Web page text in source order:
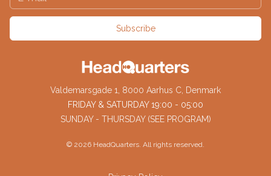
Subscribe
Valdemarsgade 1, 8000 Aarhus C, Denmark
FRIDAY & SATURDAY 19:00 - 05:00
SUNDAY - THURSDAY (SEE PROGRAM)
© 2026 HeadQuarters. All rights reserved.